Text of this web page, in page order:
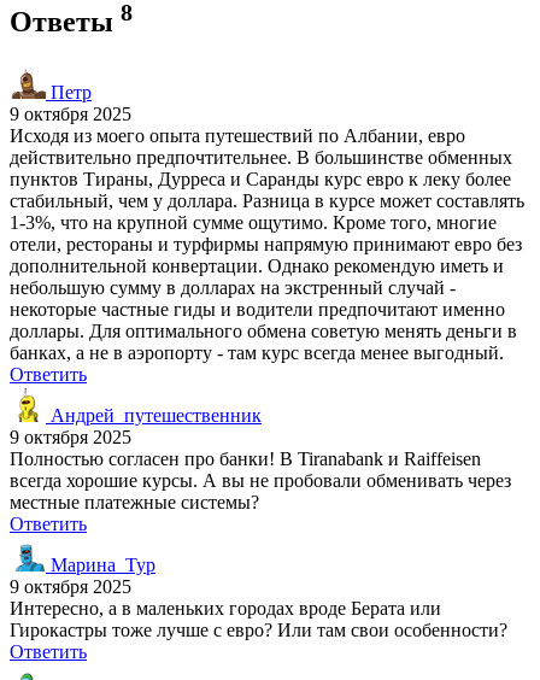
Ответы 8
Петр
9 октября 2025
Исходя из моего опыта путешествий по Албании, евро
действительно предпочтительнее. В большинстве обменных
пунктов Тираны, Дурреса и Саранды курс евро к леку более
стабильный, чем у доллара. Разница в курсе может составлять
1-3%, что на крупной сумме ощутимо. Кроме того, многие
отели, рестораны и турфирмы напрямую принимают евро без
дополнительной конвертации. Однако рекомендую иметь и
небольшую сумму в долларах на экстренный случай -
некоторые частные гиды и водители предпочитают именно
доллары. Для оптимального обмена советую менять деньги в
банках, а не в аэропорту - там курс всегда менее выгодный.
Ответить
Андрей_путешественник
9 октября 2025
Полностью согласен про банки! В Tiranabank и Raiffeisen
всегда хорошие курсы. А вы не пробовали обменивать через
местные платежные системы?
Ответить
Марина_Тур
9 октября 2025
Интересно, а в маленьких городах вроде Берата или
Гирокастры тоже лучше с евро? Или там свои особенности?
Ответить